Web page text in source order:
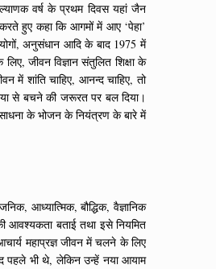
वर्ष के प्रथम दिवस यहां जैन
हुए कहा कि आगमों में आए ‘पेहा’
अनुसंधान आदि के बाद 1975 में
जीवन विज्ञान संतुलित शिक्षा के
में शांति चाहिए, आनन्द चाहिए, तो
से बचने की जरूरत पर बल दिया।
के भोजन के नियंत्रण के बारे में
आध्यात्मिक, बौद्धिक, वैज्ञानिक
आवश्यकता बताई तथा इसे नियमित
महाप्रज्ञ जीवन में चलने के लिए
पहले भी थे, लेकिन उन्हें नया आयाम